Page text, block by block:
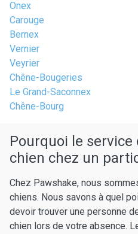
Onex
Carouge
Bernex
Vernier
Veyrier
Chêne-Bougeries
Le Grand-Saconnex
Chêne-Bourg
Pourquoi le
chien chez un
Chez Pawshake, nous
chiens. Nous savons à quel
devoir trouver une personne
chien lors de votre absence.